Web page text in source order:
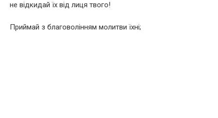
не відкидай їх від лиця твого!
Приймай з благоволінням молитви їхні;